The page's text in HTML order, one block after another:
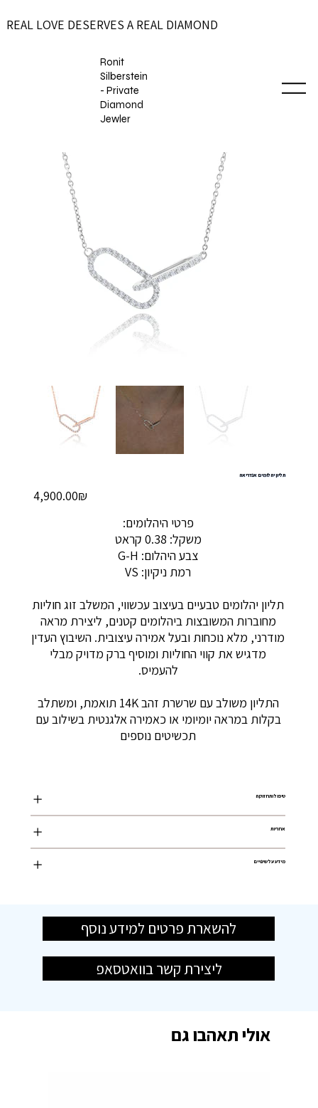
REAL LOVE DESERVES A REAL DIAMOND
Ronit
Silberstein
- Private
Diamond
Jewler
תליון יהלומים אנדריאה
‏4,900.00 ‏₪
פרטי היהלומים:
משקל: 0.38 קראט
צבע היהלום: G-H
רמת ניקיון: VS
תליון יהלומים טבעיים בעיצוב עכשווי, המשלב זוג חוליות
מחוברות המשובצות ביהלומים קטנים, ליצירת מראה
מודרני, מלא נוכחות ובעל אמירה עיצובית. השיבוץ העדין
מדגיש את קווי החוליות ומוסיף ברק מדויק מבלי
להעמיס.
התליון משולב עם שרשרת זהב 14K תואמת, ומשתלב
בקלות במראה יומיומי או כאמירה אלגנטית בשילוב עם
תכשיטים נוספים
טיפול ותחזוקה
אחריות
מידע על שינויים
להשארת פרטים למידע נוסף
ליצירת קשר בוואטסאפ
אולי תאהבו גם